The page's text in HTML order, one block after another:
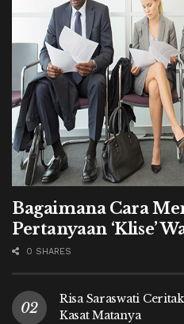
Bagaimana Cara
Pertanyaan ‘Klise’
0 SHARES
Risa Saraswati
Kasat Matanya